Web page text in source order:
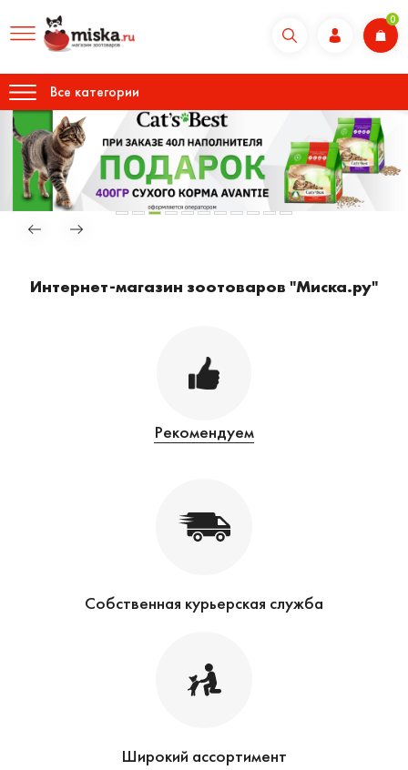
0
Все категории
Интернет-магазин зоотоваров "Миска.ру"
Рекомендуем
Собственная курьерская служба
Широкий ассортимент